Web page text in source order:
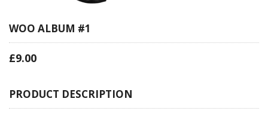
WOO ALBUM #1
£9.00
PRODUCT DESCRIPTION